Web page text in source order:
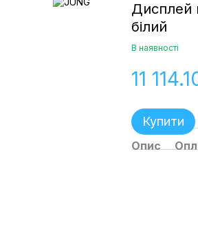
Дисплей
білий
В наявності
11
Купити
Опис